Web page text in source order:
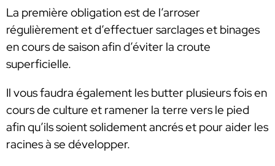
La première obligation est de l’arroser
régulièrement et d’effectuer sarclages et binages
en cours de saison afin d’éviter la croute
superficielle.
Il vous faudra également les butter plusieurs fois en
cours de culture et ramener la terre vers le pied
afin qu’ils soient solidement ancrés et pour aider les
racines à se développer.